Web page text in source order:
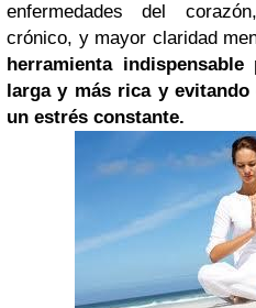
enfermedades del
crónico, y mayor claridad
herramienta
larga y más rica y
un estrés constante.